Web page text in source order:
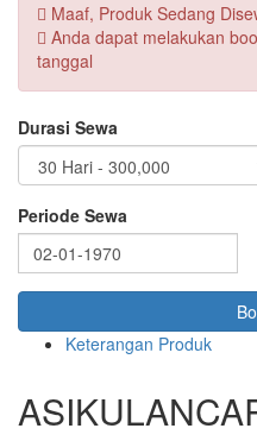
Maaf, Produk Sedang
Anda dapat melakukan
tanggal
Durasi Sewa
Periode Sewa
Keterangan Produk